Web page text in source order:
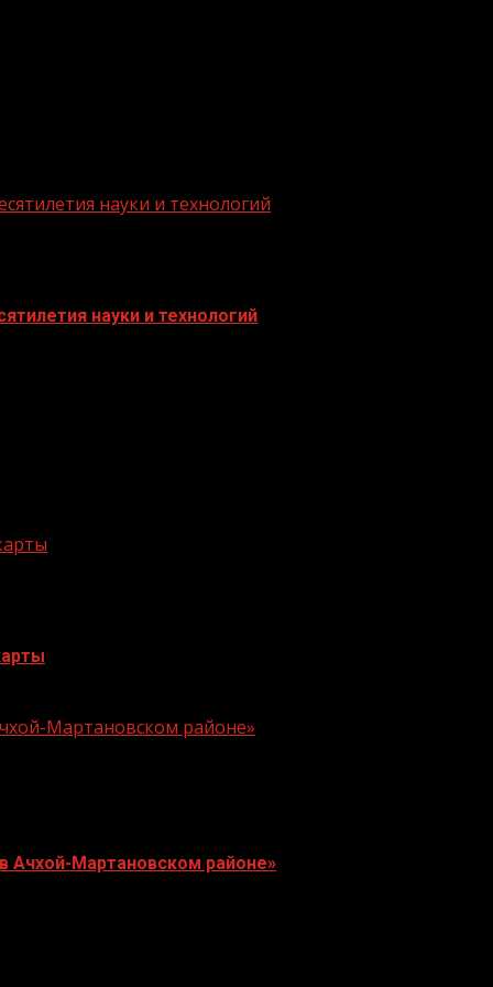
науки и технологий
науки и технологий
Мартановском районе»
Ачхой-Мартановском районе»